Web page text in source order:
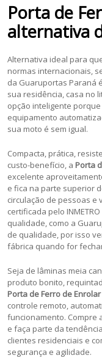
Porta de
alternativa
Alternativa ideal para
normas internacionais,
da Guaruportas Paraná
sua residência, casa no
opção inteligente
equipamento
sua moto é sem igual.
Compacta, prática,
custo-benefício, a Porta
excelente
e fica na parte superior
circulação de pessoas e
certificada pelo
qualidade, como a
de qualidade, por isso
fábrica quando for
Seja de lâminas meia
produto bonito,
Porta de Ferro de
controle remoto,
funcionamento. Compre
e faça parte da
clientes residenciais e
segurança e agilidade.